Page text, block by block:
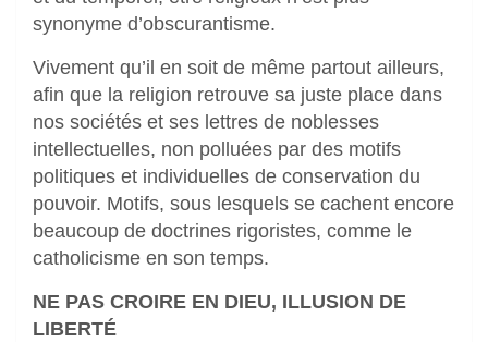
synonyme d’obscurantisme.
Vivement qu’il en soit de même partout ailleurs,
afin que la religion retrouve sa juste place dans
nos sociétés et ses lettres de noblesses
intellectuelles, non polluées par des motifs
politiques et individuelles de conservation du
pouvoir. Motifs, sous lesquels se cachent encore
beaucoup de doctrines rigoristes, comme le
catholicisme en son temps.
NE PAS CROIRE EN DIEU, ILLUSION DE
LIBERTÉ